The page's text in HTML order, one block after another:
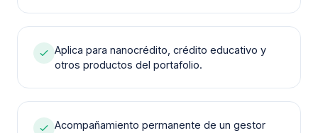
Aplica para nanocrédito, crédito educativo y
otros productos del portafolio.
Acompañamiento permanente de un gestor